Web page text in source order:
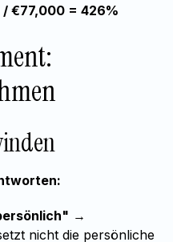
€77,000 = 426%
→
nicht die persönliche